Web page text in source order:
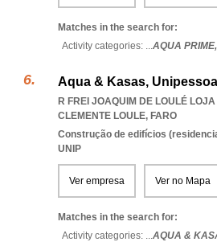
Matches in the search for:
Activity categories: ...AQUA PRIME,
Aqua & Kasas,
R FREI JOAQUIM DE LOULÉ
CLEMENTE LOULE, FARO
Construção de edifícios
UNIP
Ver empresa Ver no Mapa
Matches in the search for:
Activity categories: ...AQUA &